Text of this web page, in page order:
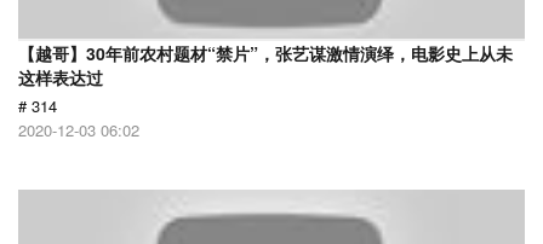
【越哥】30年前农村题材“禁片”，张艺谋激情演绎，电影史上从未
这样表达过
# 314
2020-12-03 06:02